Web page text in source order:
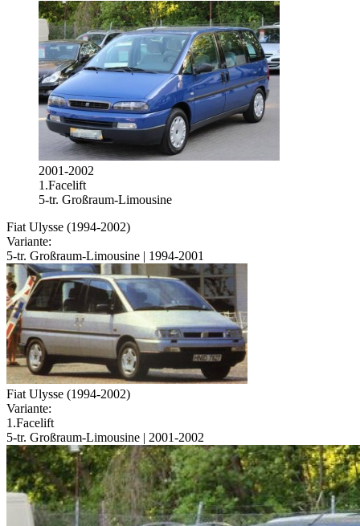
2001-2002
1.Facelift
5-tr. Großraum-Limousine
Fiat Ulysse (1994-2002)
Variante:
5-tr. Großraum-Limousine | 1994-2001
Fiat Ulysse (1994-2002)
Variante:
1.Facelift
5-tr. Großraum-Limousine | 2001-2002